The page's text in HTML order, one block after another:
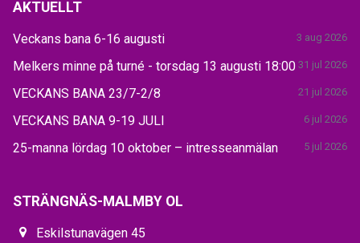
AKTUELLT
Veckans bana 6-16 augusti 3 aug 2026
Melkers minne på turné - torsdag 13 augusti 18:00 31 jul 2026
VECKANS BANA 23/7-2/8 21 jul 2026
VECKANS BANA 9-19 JULI 6 jul 2026
25-manna lördag 10 oktober – intresseanmälan 5 jul 2026
STRÄNGNÄS-MALMBY OL
Eskilstunavägen 45